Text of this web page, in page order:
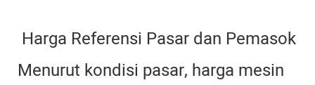
Harga Referensi Pasar dan Pemasok
Menurut kondisi pasar, harga mesin